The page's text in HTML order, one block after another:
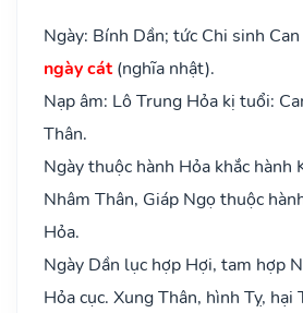
Ngày: Bính Dần; tức Chi sinh
ngày cát(nghĩa nhật).
Nạp âm: Lô Trung Hỏa kị tuổi:
Thân.
Ngày thuộc hành Hỏa khắc hành
Nhâm Thân, Giáp Ngọ thuộc
Hỏa.
Ngày Dần lục hợp Hợi, tam hợp
Hỏa cục. Xung Thân, hình Tỵ,